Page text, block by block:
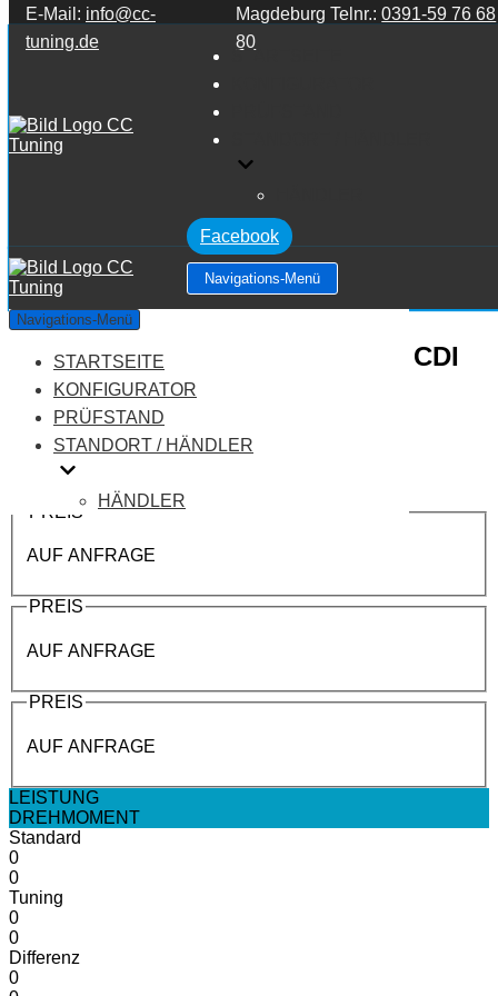
Zum Inhalt springen
E-Mail: info@cc-
tuning.de
Magdeburg Telnr.:0391-59 76 68
80
STARTSEITE
Facebook
Navigations-Menü
Navigations-Menü
STARTSEITE
KONFIGURATOR
PRÜFSTAND
STANDORT / HÄNDLER
HÄNDLER
Mercedes Benz C Klasse
W204/S204/C204 C Klasse C180 CDI
2.2
Leistung:120 PS
Drehmoment:
Diesel
PREIS
AUF ANFRAGE
PREIS
AUF ANFRAGE
PREIS
AUF ANFRAGE
LEISTUNG
DREHMOMENT
Standard
0
0
Tuning
0
0
Differenz
0